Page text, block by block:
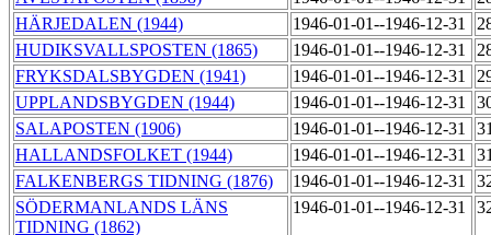
HÄRJEDALEN (1944)
1946-01-01--1946-12-31
HUDIKSVALLSPOSTEN (1865)
1946-01-01--1946-12-31
FRYKSDALSBYGDEN (1941)
1946-01-01--1946-12-31
UPPLANDSBYGDEN (1944)
1946-01-01--1946-12-31
SALAPOSTEN (1906)
1946-01-01--1946-12-31
HALLANDSFOLKET (1944)
1946-01-01--1946-12-31
FALKENBERGS TIDNING (1876)
1946-01-01--1946-12-31
SÖDERMANLANDS LÄNS
TIDNING (1862)
1946-01-01--1946-12-31